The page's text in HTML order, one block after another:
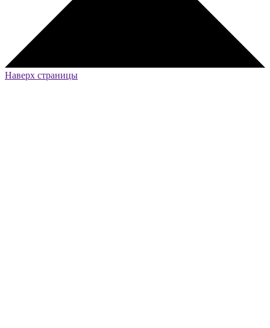
Наверх страницы